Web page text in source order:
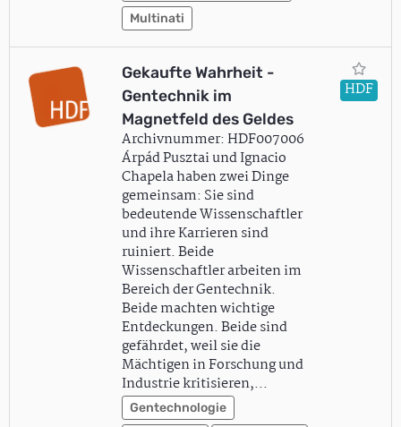
Multinati
Gekaufte Wahrheit -
Gentechnik im
Magnetfeld des Geldes
Archivnummer: HDF007006
Árpád Pusztai und Ignacio
Chapela haben zwei Dinge
gemeinsam: Sie sind
bedeutende Wissenschaftler
und ihre Karrieren sind
ruiniert. Beide
Wissenschaftler arbeiten im
Bereich der Gentechnik.
Beide machten wichtige
Entdeckungen. Beide sind
gefährdet, weil sie die
Mächtigen in Forschung und
Industrie kritisieren,…
Gentechnologie
HDF